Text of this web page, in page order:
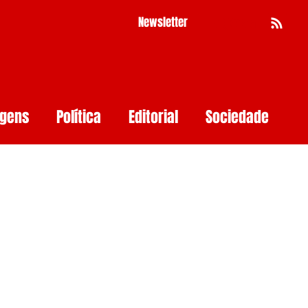
Newsletter
Política Editorial Sociedade